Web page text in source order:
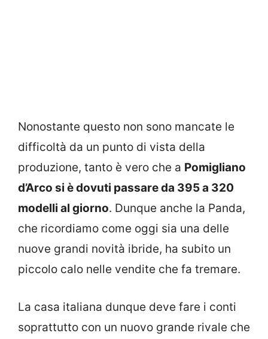
Nonostante questo non sono mancate le
difficoltà da un punto di vista della
produzione, tanto è vero che a Pomigliano
d’Arco si è dovuti passare da 395 a 320
modelli al giorno. Dunque anche la Panda,
che ricordiamo come oggi sia una delle
nuove grandi novità ibride, ha subito un
piccolo calo nelle vendite che fa tremare.
La casa italiana dunque deve fare i conti
soprattutto con un nuovo grande rivale che